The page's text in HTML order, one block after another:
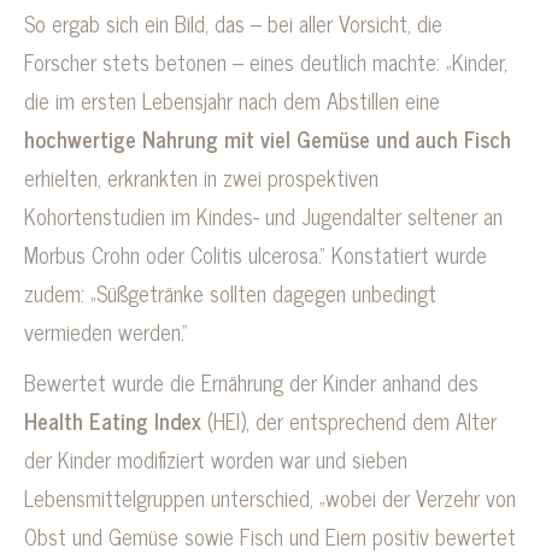
So ergab sich ein Bild, das – bei aller Vorsicht, die
Forscher stets betonen – eines deutlich machte: „Kinder,
die im ersten Lebensjahr nach dem Abstillen eine
hochwertige Nahrung mit viel Gemüse und auch Fisch
erhielten, erkrankten in zwei prospektiven
Kohortenstudien im Kindes- und Jugendalter seltener an
Morbus Crohn oder Colitis ulcerosa.“ Konstatiert wurde
zudem: „Süßgetränke sollten dagegen unbedingt
vermieden werden.“
Bewertet wurde die Ernährung der Kinder anhand des
Health Eating Index (HEI), der entsprechend dem Alter
der Kinder modifiziert worden war und sieben
Lebensmittelgruppen unterschied, „wobei der Verzehr von
Obst und Gemüse sowie Fisch und Eiern positiv bewertet